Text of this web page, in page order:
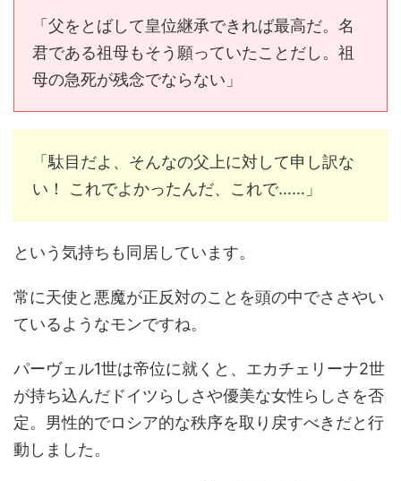
「父をとばして皇位継承できれば最高だ。名
君である祖母もそう願っていたことだし。祖
母の急死が残念でならない」
「駄目だよ、そんなの父上に対して申し訳な
い！ これでよかったんだ、これで……」
という気持ちも同居しています。
常に天使と悪魔が正反対のことを頭の中でささやい
ているようなモンですね。
パーヴェル1世は帝位に就くと、エカチェリーナ2世
が持ち込んだドイツらしさや優美な女性らしさを否
定。男性的でロシア的な秩序を取り戻すべきだと行
動しました。